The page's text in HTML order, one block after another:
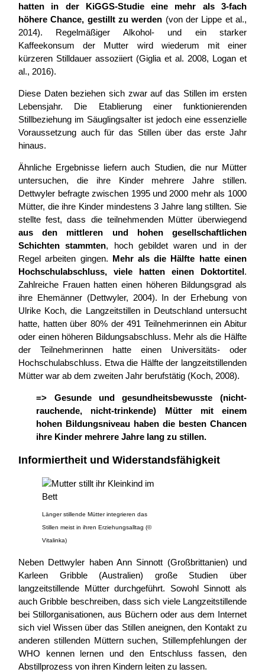
hatten in der KiGGS-Studie eine mehr als 3-fach
höhere Chance, gestillt zu werden (von der Lippe et al.,
2014). Regelmäßiger Alkohol- und ein starker
Kaffeekonsum der Mutter wird wiederum mit einer
kürzeren Stilldauer assoziiert (Giglia et al. 2008, Logan et
al., 2016).
Diese Daten beziehen sich zwar auf das Stillen im ersten
Lebensjahr. Die Etablierung einer funktionierenden
Stillbeziehung im Säuglingsalter ist jedoch eine essenzielle
Voraussetzung auch für das Stillen über das erste Jahr
hinaus.
Ähnliche Ergebnisse liefern auch Studien, die nur Mütter
untersuchen, die ihre Kinder mehrere Jahre stillen.
Dettwyler befragte zwischen 1995 und 2000 mehr als 1000
Mütter, die ihre Kinder mindestens 3 Jahre lang stillten. Sie
stellte fest, dass die teilnehmenden Mütter überwiegend
aus den mittleren und hohen gesellschaftlichen
Schichten stammten, hoch gebildet waren und in der
Regel arbeiten gingen. Mehr als die Hälfte hatte einen
Hochschulabschluss, viele hatten einen Doktortitel.
Zahlreiche Frauen hatten einen höheren Bildungsgrad als
ihre Ehemänner (Dettwyler, 2004). In der Erhebung von
Ulrike Koch, die Langzeitstillen in Deutschland untersucht
hatte, hatten über 80% der 491 Teilnehmerinnen ein Abitur
oder einen höheren Bildungsabschluss. Mehr als die Hälfte
der Teilnehmerinnen hatte einen Universitäts- oder
Hochschulabschluss. Etwa die Hälfte der langzeitstillenden
Mütter war ab dem zweiten Jahr berufstätig (Koch, 2008).
=> Gesunde und gesundheitsbewusste (nicht-
rauchende, nicht-trinkende) Mütter mit einem
hohen Bildungsniveau haben die besten Chancen
ihre Kinder mehrere Jahre lang zu stillen.
Informiertheit und Widerstandsfähigkeit
Länger stillende Mütter integrieren das
Stillen meist in ihren Erziehungsalltag (©
Vitalinka)
Neben Dettwyler haben Ann Sinnott (Großbrittanien) und
Karleen Gribble (Australien) große Studien über
langzeitstillende Mütter durchgeführt. Sowohl Sinnott als
auch Gribble beschreiben, dass sich viele Langzeitstillende
bei Stillorganisationen, aus Büchern oder aus dem Internet
sich viel Wissen über das Stillen aneignen, den Kontakt zu
anderen stillenden Müttern suchen, Stillempfehlungen der
WHO kennen lernen und den Entschluss fassen, den
Abstillprozess von ihren Kindern leiten zu lassen.